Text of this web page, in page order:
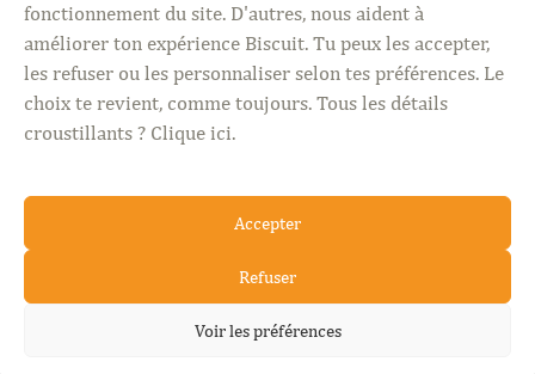
fonctionnement du site. D'autres, nous aident à
améliorer ton expérience Biscuit. Tu peux les accepter,
les refuser ou les personnaliser selon tes préférences. Le
choix te revient, comme toujours. Tous les détails
croustillants ? Clique ici.
Accepter
Refuser
Voir les préférences
BISCUIT © 2026. Tous droits réservés
Politique de confidentialité
Politique de cookies
TVA · BE1030.473.659